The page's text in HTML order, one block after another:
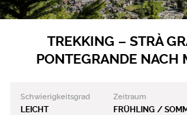
VERANSTALTUNGEN
DE
TREKKING – STRÀ
PONTEGRANDE NACH
Schwierigkeitsgrad
LEICHT
Zeitraum
FRÜHLING /